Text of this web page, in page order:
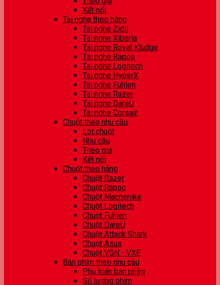
Kết nối
Tai nghe theo hãng
Tai nghe Zidli
Tai nghe Xiberia
Tai nghe Royal Kludge
Tai nghe Rapoo
Tai nghe Logitech
Tai nghe HyperX
Tai nghe Fuhlen
Tai nghe Razer
Tai nghe DareU
Tai nghe Corsair
Chuột theo nhu cầu
Lót chuột
Nhu cầu
Theo giá
Kết nối
Chuột theo hãng
Chuột Razer
Chuột Rapoo
Chuột Machenike
Chuột Logitech
Chuột Fuhlen
Chuột DareU
Chuột Attack Shark
Chuột Asus
Chuột VGN - VXE
Bàn phím theo nhu cầu
Phụ kiện bàn phím
Số lượng phím